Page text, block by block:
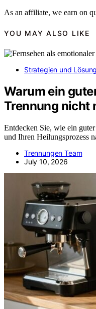
As an affiliate, we earn on
YOU MAY ALSO LIKE
Strategien und
Warum ein
Trennung nicht
Entdecken Sie, wie ein
und Ihren Heilungsprozess
Trennungen Team
July 10, 2026